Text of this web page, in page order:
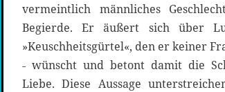
vermeintlich männliches
Begierde. Er äußert sich über
»Keuschheitsgürtel«, den er keiner
˗ wünscht und betont damit die
Liebe. Diese Aussage